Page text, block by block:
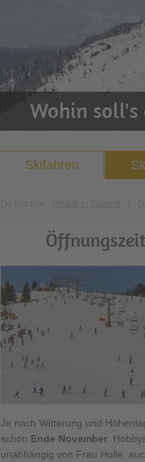
Wohin soll's
Skifahren
Je nach Witterung und
schon Ende November .
unabhängig von Frau Holle,